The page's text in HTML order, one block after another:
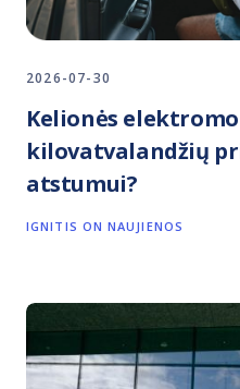
2026-07-30
Kelionės
kilovatvalandžių
atstumui?
IGNITIS ON NAUJIENOS